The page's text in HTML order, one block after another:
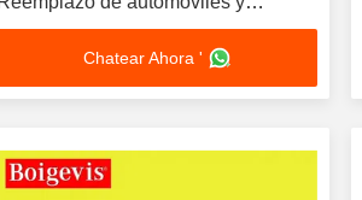
Chatear Ahora '